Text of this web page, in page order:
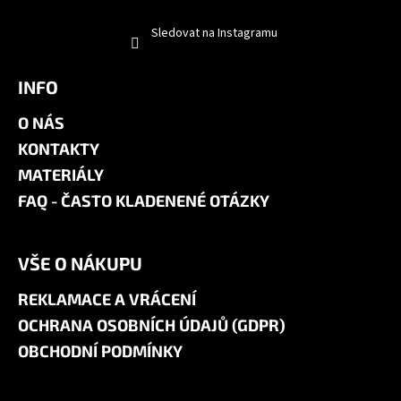
Sledovat na Instagramu
INFO
O NÁS
KONTAKTY
MATERIÁLY
FAQ - ČASTO KLADENENÉ OTÁZKY
VŠE O NÁKUPU
REKLAMACE A VRÁCENÍ
OCHRANA OSOBNÍCH ÚDAJŮ (GDPR)
OBCHODNÍ PODMÍNKY